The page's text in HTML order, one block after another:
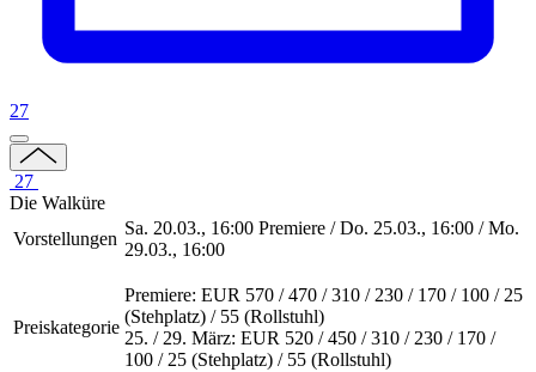
27
27
Die Walküre
Vorstellungen
Sa. 20.03., 16:00 Premiere / Do. 25.03., 16:00 / Mo.
29.03., 16:00
Preiskategorie
Premiere: EUR 570 / 470 / 310 / 230 / 170 / 100 / 25
(Stehplatz) / 55 (Rollstuhl)
25. / 29. März: EUR 520 / 450 / 310 / 230 / 170 /
100 / 25 (Stehplatz) / 55 (Rollstuhl)